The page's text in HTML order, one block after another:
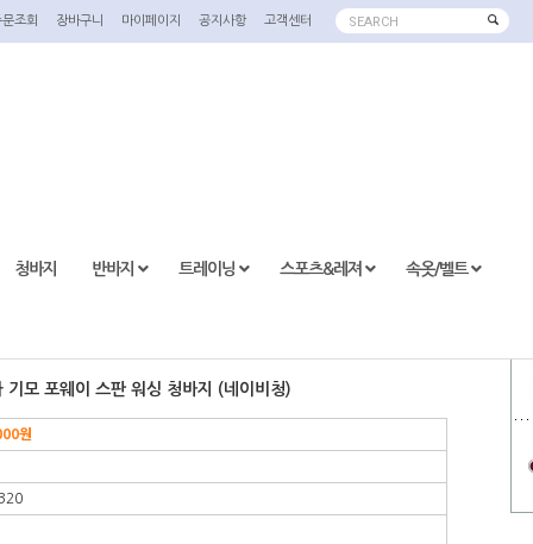
SEARCH
문조회 장바구니 마이페이지 공지사항 고객센터
청바지 반바지 트레이닝 스포츠&레져 속옷/벨트
모 포웨이 스판 워싱 청바지 (네이비청)
원